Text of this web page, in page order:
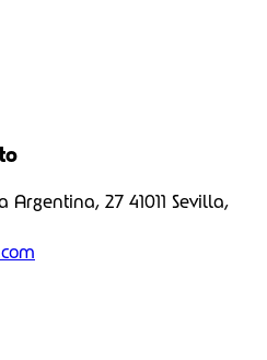
27 41011 Sevilla,